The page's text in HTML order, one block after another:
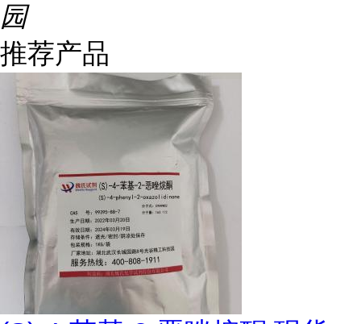
园
推荐产品